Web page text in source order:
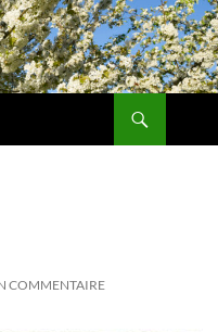
COMMENTAIRE